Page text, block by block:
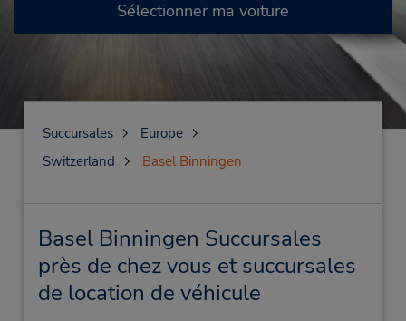
Sélectionner ma voiture
Succursales
Europe
Switzerland
Basel Binningen
Basel Binningen Succursales
près de chez vous et succursales
de location de véhicule